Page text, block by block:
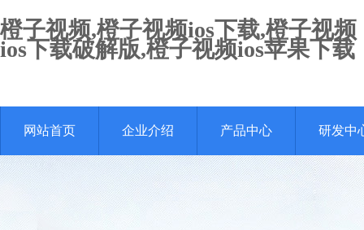
橙子视频,橙子视频ios下载,橙子视频
ios下载破解版,橙子视频ios苹果下载
网站首页 企业介绍 产品中心 研发中